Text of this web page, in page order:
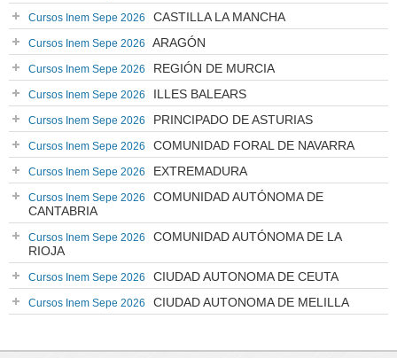
Cursos Inem Sepe 2026 CASTILLA LA MANCHA
Cursos Inem Sepe 2026 ARAGÓN
Cursos Inem Sepe 2026 REGIÓN DE MURCIA
Cursos Inem Sepe 2026 ILLES BALEARS
Cursos Inem Sepe 2026 PRINCIPADO DE ASTURIAS
Cursos Inem Sepe 2026 COMUNIDAD FORAL DE NAVARRA
Cursos Inem Sepe 2026 EXTREMADURA
Cursos Inem Sepe 2026
COMUNIDAD AUTÓNOMA DE
CANTABRIA
Cursos Inem Sepe 2026
COMUNIDAD AUTÓNOMA DE LA
RIOJA
Cursos Inem Sepe 2026 CIUDAD AUTONOMA DE CEUTA
Cursos Inem Sepe 2026 CIUDAD AUTONOMA DE MELILLA